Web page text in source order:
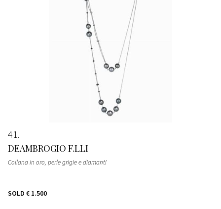
41
DEAMBROGIO F.LLI
Collana in oro, perle grigie e diamanti
SOLD € 1.500